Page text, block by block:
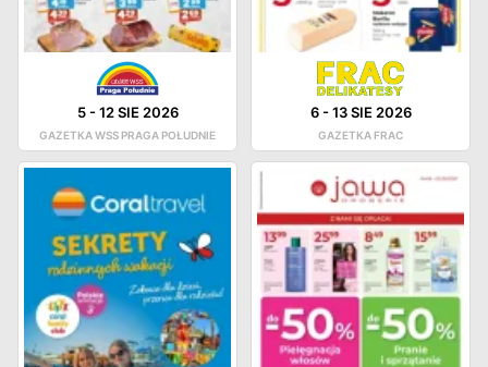
5-12 SIE 2026
GAZETKA WSS PRAGA POŁUDNIE
6-13 SIE 2026
GAZETKA FRAC